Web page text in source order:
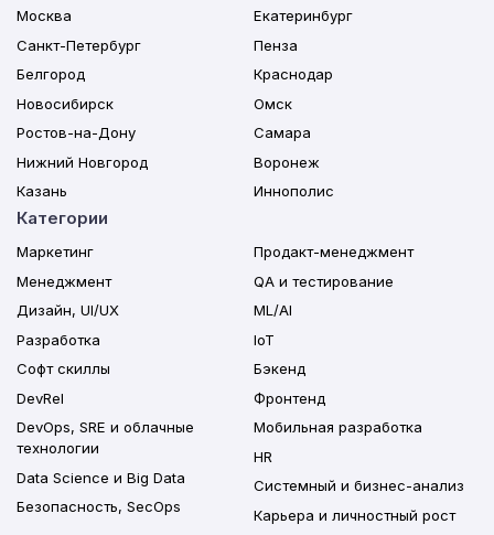
Москва
Санкт-Петербург
Белгород
Новосибирск
Ростов-на-Дону
Нижний Новгород
Казань
Екатеринбург
Пенза
Краснодар
Омск
Самара
Воронеж
Иннополис
Категории
Маркетинг
Менеджмент
Дизайн, UI/UX
Разработка
Софт скиллы
DevRel
DevOps, SRE и облачные
технологии
Data Science и Big Data
Безопасность, SecOps
Продакт-менеджмент
QA и тестирование
ML/AI
IoT
Бэкенд
Фронтенд
Мобильная разработка
HR
Системный и бизнес-анализ
Карьера и личностный рост